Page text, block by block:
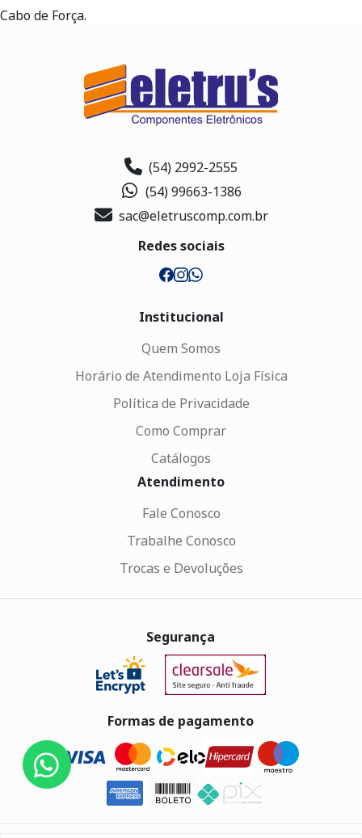
Cabo de Força.
(54) 2992-2555
(54) 99663-1386
sac@eletruscomp.com.br
Redes sociais
Institucional
Quem Somos
Horário de Atendimento Loja Física
Política de Privacidade
Como Comprar
Catálogos
Atendimento
Fale Conosco
Trabalhe Conosco
Trocas e Devoluções
Segurança
Formas de pagamento